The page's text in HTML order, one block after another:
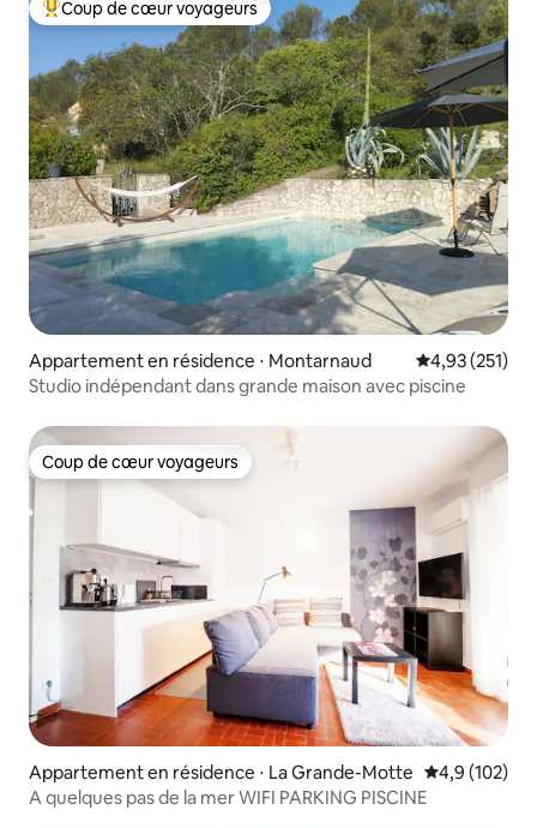
Coups de cœur voyageurs les plus appréciés
Coup de cœur voyageurs
Appartement en résidence ⋅ Montarnaud Évaluation
4,93 (251)
Studio indépendant dans grande maison avec piscine
Coup de cœur voyageurs
Coup de cœur voyageurs
Appartement en résidence ⋅ La Grande-Motte Évaluation
4,9 (102)
A quelques pas de la mer WIFI PARKING PISCINE